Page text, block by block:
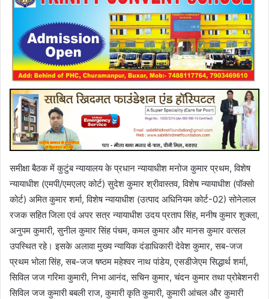
समीक्षा बैठक में कुटुंब न्यायालय के प्रधान न्यायाधीश मनोज कुमार प्रथम, विशेष
न्यायाधीश (एमपी/एमएलए कोर्ट) सुदेश कुमार श्रीवास्तव, विशेष न्यायाधीश (पॉक्सो
कोर्ट) अमित कुमार शर्मा, विशेष न्यायाधीश (उत्पाद अधिनियम कोर्ट-02) सोनेलाल
रजक सहित जिला एवं अपर सत्र न्यायाधीश उदय प्रताप सिंह, मनीष कुमार शुक्ला,
अनुपम कुमारी, सुनील कुमार सिंह पंचम, कमल कुमार और मानस कुमार वत्सल
उपस्थित रहे। इसके अलावा मुख्य न्यायिक दंडाधिकारी देवेश कुमार, सब-जज
प्रथम भोला सिंह, सब-जज षष्ठम महेश्वर नाथ पांडेय, एसडीजेएम सिद्धार्थ शर्मा,
सिविल जज गरिमा कुमारी, निभा आनंद, सचिन कुमार, चंदन कुमार तथा प्रोबेशनरी
सिविल जज कुमारी बबली राज, कुमारी कृति कुमारी, कुमारी आंचल और कुमारी